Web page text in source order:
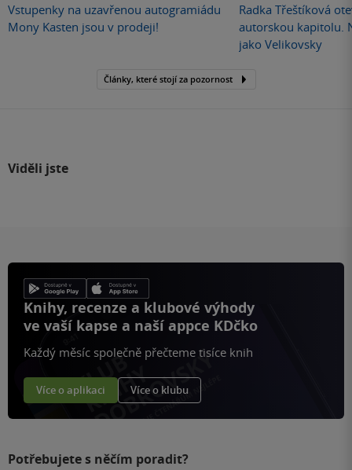
Vstupenky na uzavřenou autogramiádu
Mony Kasten jsou v prodeji!
Radka Třeštíková
autorskou kapitolu.
jako Velikovsky
Články, které stojí za pozornost
Viděli jste
Knihy, recenze a klubové výhody
ve vaší kapse a naší appce KDčko
Každý měsíc společně přečteme tisíce knih
Více o aplikaci Více o klubu
Potřebujete s něčím poradit?